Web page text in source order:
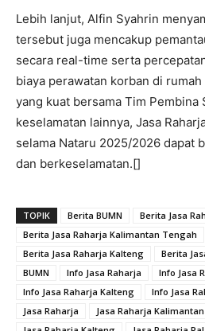
Lebih lanjut, Alfin Syahrin
tersebut juga mencakup
secara real-time serta
biaya perawatan korban di
yang kuat bersama Tim Pembina
keselamatan lainnya, Jasa
selama Nataru 2025/2026 dapat
dan berkeselamatan.[]
TOPIK Berita BUMN
Berita Jasa
Berita Jasa Raharja Kalimantan Tengah
Berita Jasa Raharja Kalteng
Berita
BUMN
Info Jasa Raharja
Info Jasa
Info Jasa Raharja Kalteng
Info Jasa
Jasa Raharja
Jasa Raharja